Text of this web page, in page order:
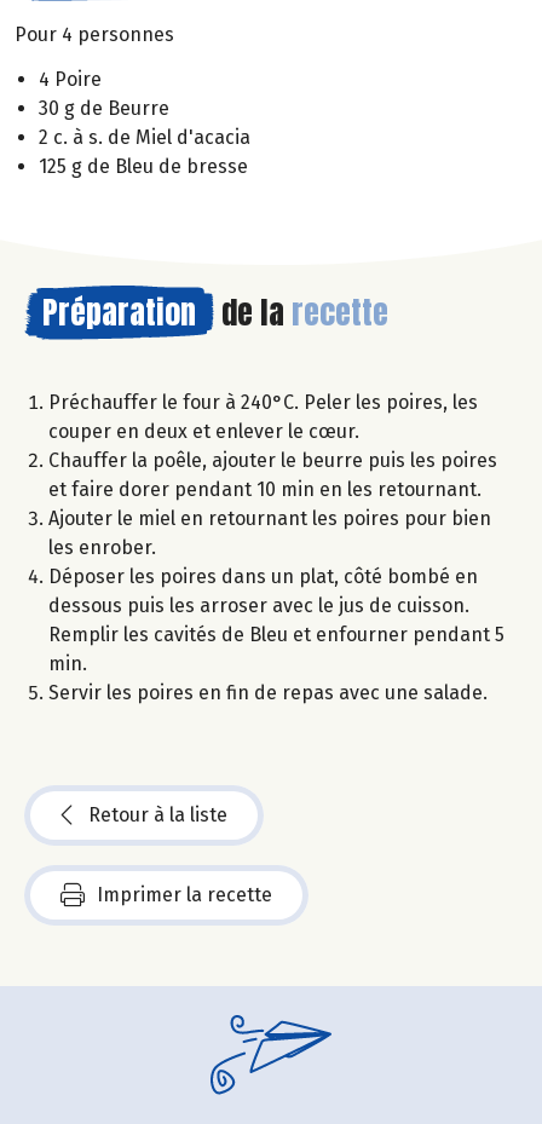
Pour 4 personnes
4 Poire
30 g de Beurre
2 c. à s. de Miel d'acacia
125 g de Bleu de bresse
Préparation de la recette
Préchauffer le four à 240°C. Peler les poires, les
couper en deux et enlever le cœur.
Chauffer la poêle, ajouter le beurre puis les poires
et faire dorer pendant 10 min en les retournant.
Ajouter le miel en retournant les poires pour bien
les enrober.
Déposer les poires dans un plat, côté bombé en
dessous puis les arroser avec le jus de cuisson.
Remplir les cavités de Bleu et enfourner pendant 5
min.
Servir les poires en fin de repas avec une salade.
Retour à la liste
Imprimer la recette